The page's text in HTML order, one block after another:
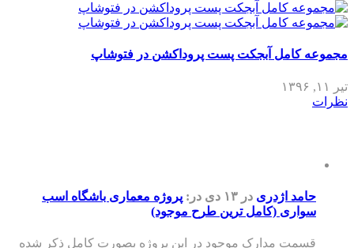
مجموعه کامل آبجکت پست پروداکشن در فتوشاپ
تیر ۱۱, ۱۳۹۶
نظرات
حامد اژدری در ۱۳ دی در: پروژه معماری باشگاه اسب
سواری (کامل ترین طرح موجود)
قسمت مدارک موجود در این پروژه بصورت کامل ذکر شده